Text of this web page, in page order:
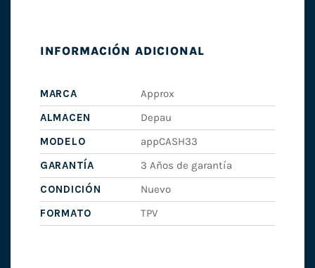
INFORMACIÓN ADICIONAL
MARCA
Approx
ALMACEN
Depau
MODELO
appCASH33
GARANTÍA
3 Años de garantía
CONDICIÓN
Nuevo
FORMATO
TPV